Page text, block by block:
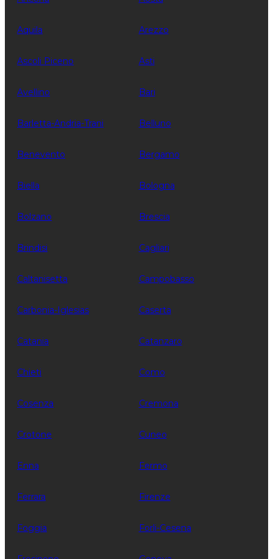
Aquila Arezzo
Ascoli Piceno Asti
Avellino Bari
Barletta-Andria-Trani Belluno
Benevento Bergamo
Biella Bologna
Bolzano Brescia
Brindisi Cagliari
Caltanisetta Campobasso
Carbonia-Iglesias Caserta
Catania Catanzaro
Chieti Como
Cosenza Cremona
Crotone Cuneo
Enna Fermo
Ferrara Firenze
Foggia Forli-Cesena